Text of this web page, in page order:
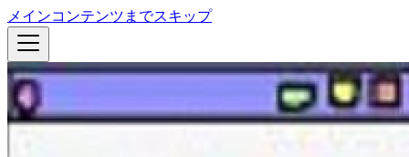
メインコンテンツまでスキップ